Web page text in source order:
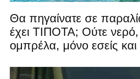
Θα πηγαίνατε σε
έχει ΤΙΠΟΤΑ; Ούτε νερό,
ομπρέλα, μόνο εσείς και